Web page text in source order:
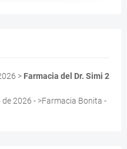
> Farmacia del Dr. Simi 2
2026 - >Farmacia Bonita -